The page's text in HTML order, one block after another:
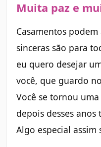
Muita paz e
Casamentos podem
sinceras são para
eu quero desejar
você, que guardo
Você se tornou
depois desses
Algo especial assim